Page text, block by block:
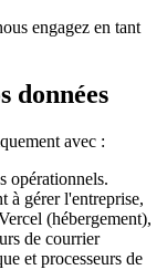
engagez en tant
données
avec :
opérationnels.
à gérer l'entreprise,
(hébergement),
de courrier
et processeurs de